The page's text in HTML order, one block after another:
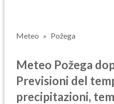
Meteo Požega
Meteo Požega
Previsioni del
precipitazioni,